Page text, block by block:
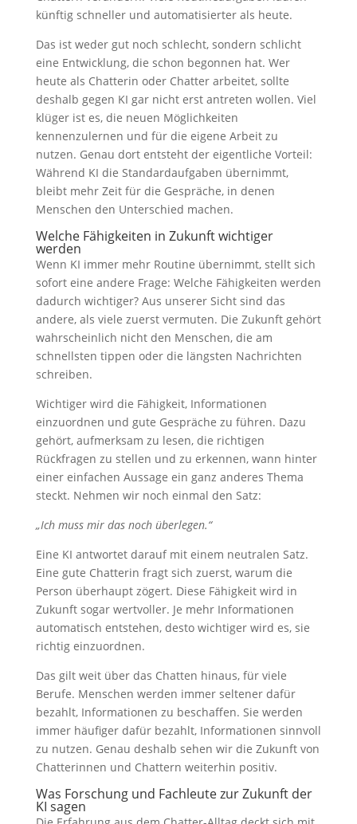
künftig schneller und automatisierter als heute.
Das ist weder gut noch schlecht, sondern schlicht
eine Entwicklung, die schon begonnen hat. Wer
heute als Chatterin oder Chatter arbeitet, sollte
deshalb gegen KI gar nicht erst antreten wollen. Viel
klüger ist es, die neuen Möglichkeiten
kennenzulernen und für die eigene Arbeit zu
nutzen. Genau dort entsteht der eigentliche Vorteil:
Während KI die Standardaufgaben übernimmt,
bleibt mehr Zeit für die Gespräche, in denen
Menschen den Unterschied machen.
Welche Fähigkeiten in Zukunft wichtiger
werden
Wenn KI immer mehr Routine übernimmt, stellt sich
sofort eine andere Frage: Welche Fähigkeiten werden
dadurch wichtiger? Aus unserer Sicht sind das
andere, als viele zuerst vermuten. Die Zukunft gehört
wahrscheinlich nicht den Menschen, die am
schnellsten tippen oder die längsten Nachrichten
schreiben.
Wichtiger wird die Fähigkeit, Informationen
einzuordnen und gute Gespräche zu führen. Dazu
gehört, aufmerksam zu lesen, die richtigen
Rückfragen zu stellen und zu erkennen, wann hinter
einer einfachen Aussage ein ganz anderes Thema
steckt. Nehmen wir noch einmal den Satz:
„Ich muss mir das noch überlegen.“
Eine KI antwortet darauf mit einem neutralen Satz.
Eine gute Chatterin fragt sich zuerst, warum die
Person überhaupt zögert. Diese Fähigkeit wird in
Zukunft sogar wertvoller. Je mehr Informationen
automatisch entstehen, desto wichtiger wird es, sie
richtig einzuordnen.
Das gilt weit über das Chatten hinaus, für viele
Berufe. Menschen werden immer seltener dafür
bezahlt, Informationen zu beschaffen. Sie werden
immer häufiger dafür bezahlt, Informationen sinnvoll
zu nutzen. Genau deshalb sehen wir die Zukunft von
Chatterinnen und Chattern weiterhin positiv.
Was Forschung und Fachleute zur Zukunft der
KI sagen